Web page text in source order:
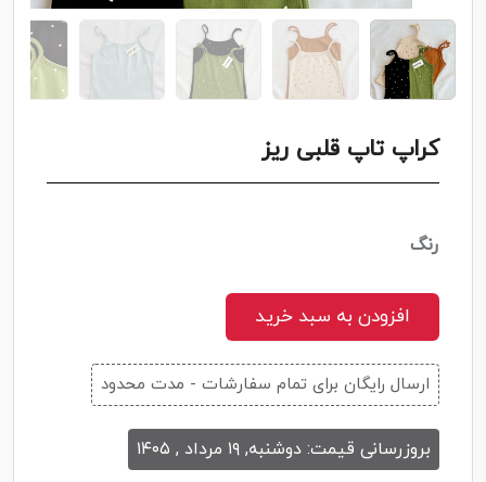
کراپ تاپ قلبی ریز
رنگ
افزودن به سبد خرید
ارسال رایگان برای تمام سفارشات - مدت محدود
بروزرسانی قیمت: دوشنبه, ۱۹ مرداد , ۱۴۰۵